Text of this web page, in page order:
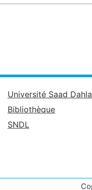
D'ETAT
Université Saad
Bibliothèque
SNDL